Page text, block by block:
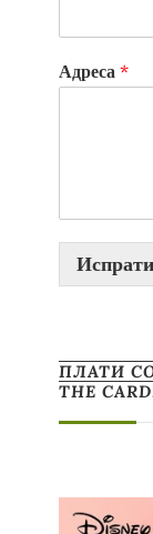
Адреса *
Испрати
ПЛАТИ
THE